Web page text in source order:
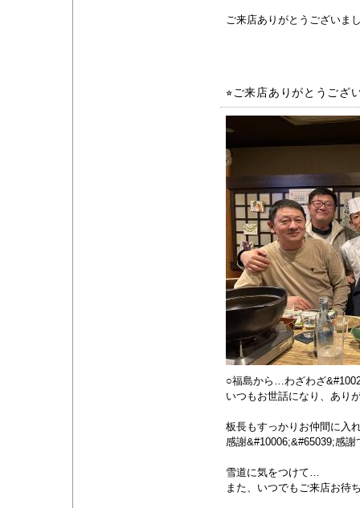
ご来店ありがとうございま
⭐︎ご来店ありがとうござ
○福島から…わざわざ
いつもお世話になり、あり
板長もすっかりお仲間に入
感謝&#10006;&#65039;感謝
雪道に気をつけて…
また、いつでもご来店お待